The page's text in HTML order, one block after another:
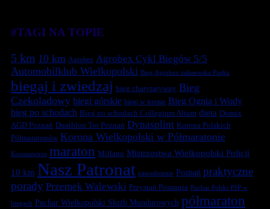
#TAGI NA TOPIE
5 km 10 km Agrobex Agrobex Cykl Biegów 5/5
Automobilklub Wielkopolski Bieg Agrobex zalasewska Piątka
biegaj i zwiedzaj bieg charytatywny Bieg
Czekoladowy biegi górskie biegi w terenie Bieg Ognia i Wody
bieg po schodach Bieg po schodach Collegium Altum dieta Domix
AGD Poznań Duathlon Tor Poznań Dynasplint Korona Polskich
Półmaratonów Korona Wielkopolski w Półmaratonie
Koronawirus maraton Millano Mistrzostwa Wielkopolski Policji
10 km Nasz Patronat nawodnienie Poznań praktyczne
porady Przemek Walewski Przystań Posnania Puchar Polski PSP w
biegach Puchar Wielkopolski Służb Mundurowych półmaraton